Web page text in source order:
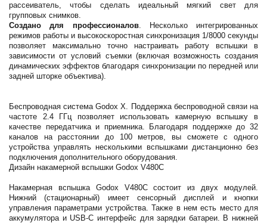
рассеиватель, чтобы сделать идеальный мягкий свет для
групповых снимков.
Создано для профессионалов. Несколько интегрированных
режимов работы и высокоскоростная синхронизация 1/8000 секунды
позволяет максимально точно настраивать работу вспышки в
зависимости от условий съемки (включая возможность создания
динамических эффектов благодаря синхронизации по передней или
задней шторке объектива).
Беспроводная система Godox Х. Поддержка беспроводной связи на
частоте 2.4 ГГц позволяет использовать камерную вспышку в
качестве передатчика и приемника. Благодаря поддержке до 32
каналов на расстоянии до 100 метров, вы сможете с одного
устройства управлять несколькими вспышками дистанционно без
подключения дополнительного оборудования.
Дизайн накамерной вспышки Godox V480C
Накамерная вспышка Godox V480C состоит из двух модулей.
Нижний (стационарный) имеет сенсорный дисплей и кнопки
управления параметрами устройства. Также в нем есть место для
аккумулятора и USB-C интерфейс для зарядки батареи. В нижней